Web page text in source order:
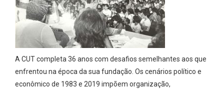
A CUT completa 36 anos com desafios semelhantes aos que
enfrentou na época da sua fundação. Os cenários político e
econômico de 1983 e 2019 impõem organização,